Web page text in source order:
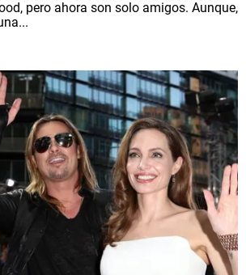
pero ahora son solo amigos. Aunque,